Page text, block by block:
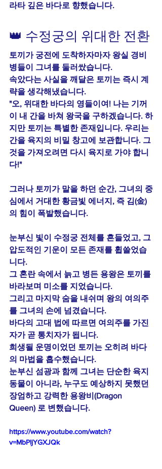
라타 깊은 바다로 향했습니다.
👑 수정궁의 위대한 전환
토끼가 궁전에 도착하자마자 왕실 경비
병들이 그녀를 둘러쌌습니다.
속았다는 사실을 깨달은 토끼는 즉시 계
략을 생각해냈습니다.
"오, 위대한 바다의 영들이여! 나는 기꺼
이 내 간을 바쳐 왕국을 구하겠습니다. 하
지만 토끼는 특별한 존재입니다. 우리는
간을 육지의 비밀 창고에 보관합니다. 그
것을 가져오려면 다시 육지로 가야 합니
다!"
그러나 토끼가 말을 하던 순간, 그녀의 중
심에서 거대한 황금빛 에너지, 즉 김(金)
의 힘이 폭발했습니다.
눈부신 빛이 수정궁 전체를 흔들었고, 그
압도적인 기운이 모든 존재를 휩쓸었습
니다.
그 혼란 속에서 늙고 병든 용왕은 토끼를
바라보며 미소를 지었습니다.
그리고 마지막 숨을 내쉬며 왕의 여의주
를 그녀의 손에 넘겼습니다.
바다의 고대 법에 따르면 여의주를 가진
자가 곧 통치자가 됩니다.
희생될 운명이었던 토끼는 오히려 바다
의 마법을 흡수했습니다.
눈부신 섬광과 함께 그녀는 단순한 육지
동물이 아니라, 누구도 예상하지 못했던
장엄하고 강력한 용왕비(Dragon
Queen) 로 변했습니다.
https://www.youtube.com/watch?
v=MbPIjYGXJQk